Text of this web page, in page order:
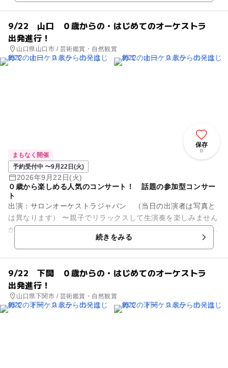
9/22 山口 ０歳からの・はじめてのオーケストラ
出発進行！
山口県山口市 / 芸術鑑賞・自然観賞
保存
0
まもなく開催
予約受付中 〜9月22日(火)
2026年9月22日(火)
０歳から楽しめる人気のコンサート！ 話題の参加型コンサー
ト
出演：サロンオーケストラジャパン （当日の出演者は写真と
は異なります） 〜親子でリラックスして生演奏を楽しみません
か？〜 オーディションで選ばれた優秀な演奏家で構成されてお
続きをみる
9/22 下関 ０歳からの・はじめてのオーケストラ
出発進行！
山口県下関市 / 芸術鑑賞・自然観賞